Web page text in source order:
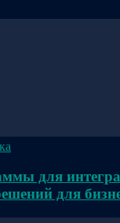
для
для